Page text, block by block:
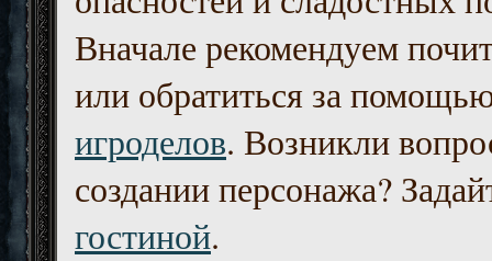
Вначале рекомендуем
или обратиться за
игроделов. Возникли
создании персонажа?
гостиной.